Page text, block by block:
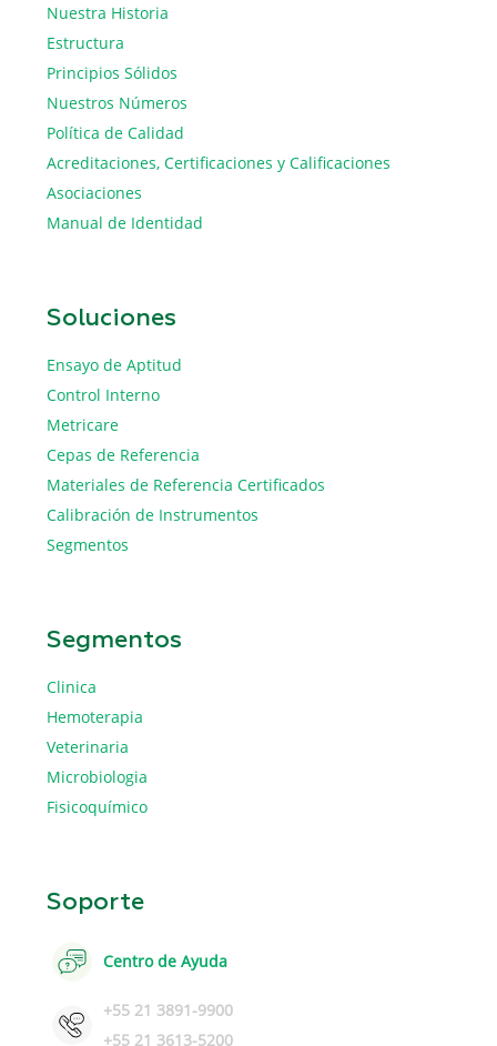
Nuestra Historia
Estructura
Principios Sólidos
Nuestros Números
Política de Calidad
Acreditaciones, Certificaciones y Calificaciones
Asociaciones
Manual de Identidad
Soluciones
Ensayo de Aptitud
Control Interno
Metricare
Cepas de Referencia
Materiales de Referencia Certificados
Calibración de Instrumentos
Segmentos
Segmentos
Clinica
Hemoterapia
Veterinaria
Microbiologia
Fisicoquímico
Soporte
Centro de Ayuda
+55 21 3891-9900
+55 21 3613-5200